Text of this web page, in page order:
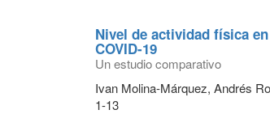
Nivel de actividad física
COVID-19
Un estudio comparativo
Ivan Molina-Márquez, Andrés
1-13